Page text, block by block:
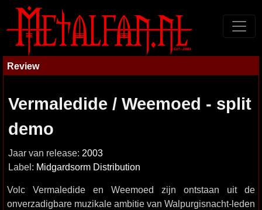
Review
Vermaledide / Weemoed - split
demo
Jaar van release: 2003
Label: Midgardsorm Distribution
Volc Vermaledide en Weemoed zijn ontstaan uit de
onverzadigbare muzikale ambitie van Walpurgisnacht-leden